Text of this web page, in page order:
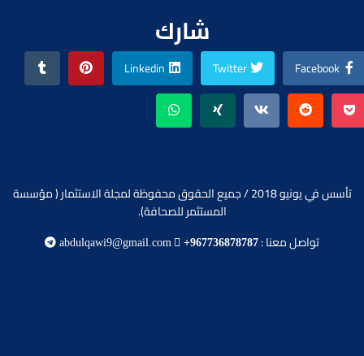
شارك
Facebook
Twitter
Linkedin
تأسس في يونيو 2018 / جميع الحقوق محفوظة لمجلة الاستثمار ( مؤسسة
المستثمر للصحافة).
تواصل معنا : +967736878787
abdulqawi9@gmail.com